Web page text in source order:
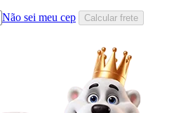
Não sei meu cep Calcular frete